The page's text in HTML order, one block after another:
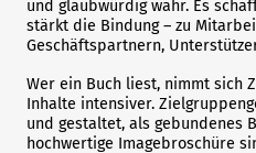
und glaubwürdig wahr. Es
stärkt die Bindung – zu
Geschäftspartnern,
Wer ein Buch liest, nimmt sich
Inhalte intensiver.
und gestaltet, als gebundenes
hochwertige Imagebroschüre